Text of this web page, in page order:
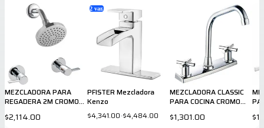
MEZCLADORA PARA
REGADERA 2M CROMO
$2,114.00
2 var.
PFISTER Mezcladora
Kenzo
$4,341.00-$4,484.00
MEZCLADORA CLASSIC
PARA COCINA CROMO
$1,301.00